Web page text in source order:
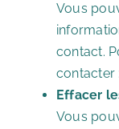
Vous
contact.
contacter
Effacer
Vous